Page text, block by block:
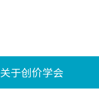
关于创价学会